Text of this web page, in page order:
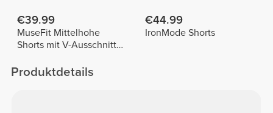
€39.99
MuseFit Mittelhohe
Shorts mit V-Ausschnitt
€44.99
IronMode Shorts
Produktdetails